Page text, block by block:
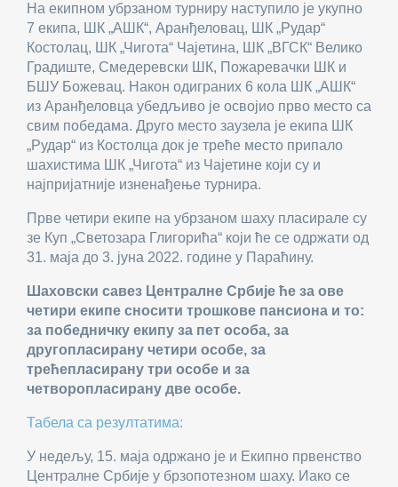
На екипном убрзаном турниру наступило је укупно
7 екипа, ШК „АШК“, Аранђеловац, ШК „Рудар“
Костолац, ШК „Чигота“ Чајетина, ШК „ВГСК“ Велико
Градиште, Смедеревски ШК, Пожаревачки ШК и
БШУ Божевац. Након одиграних 6 кола ШК „АШК“
из Аранђеловца убедљиво је освојио прво место са
свим победама. Друго место заузела је екипа ШК
„Рудар“ из Костолца док је треће место припало
шахистима ШК „Чигота“ из Чајетине који су и
најпријатније изненађење турнира.
Прве четири екипе на убрзаном шаху пласирале су
зе Куп „Светозара Глигорића“ који ће се одржати од
31. маја до 3. јуна 2022. године у Параћину.
Шаховски савез Централне Србије ће за ове
четири екипе сносити трошкове пансиона и то:
за побeдничку екипу за пет особа, за
другопласирану четири особе, за
трећепласирану три особе и за
четвoропласирану две особе.
Табела са резултатима:
У недељу, 15. маја одржано је и Екипно првенство
Централне Србије у брзопотезном шаху. Иако се